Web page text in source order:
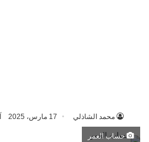
محمد الشاذلي 17 مارس، 2025
حساب العمر